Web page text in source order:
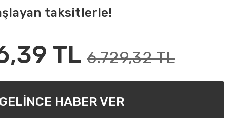
taksitlerle!
TL 6.729,32 TL
GELİNCE HABER VER